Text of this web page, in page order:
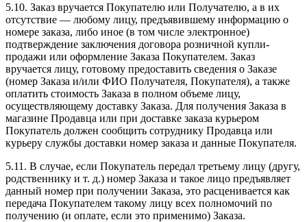
5.10. Заказ вручается Покупателю или Получателю, а в их
отсутствие — любому лицу, предъявившему информацию о
номере заказа, либо иное (в том числе электронное)
подтверждение заключения договора розничной купли-
продажи или оформление Заказа Покупателем. Заказ
вручается лицу, готовому предоставить сведения о Заказе
(номер Заказа и/или ФИО Получателя, Покупателя), а также
оплатить стоимость Заказа в полном объеме лицу,
осуществляющему доставку Заказа. Для получения Заказа в
магазине Продавца или при доставке заказа курьером
Покупатель должен сообщить сотруднику Продавца или
курьеру службы доставки номер заказа и данные Покупателя.
5.11. В случае, если Покупатель передал третьему лицу (другу,
родственнику и т. д.) номер Заказа и такое лицо предъявляет
данный номер при получении Заказа, это расценивается как
передача Покупателем такому лицу всех полномочий по
получению (и оплате, если это применимо) Заказа.